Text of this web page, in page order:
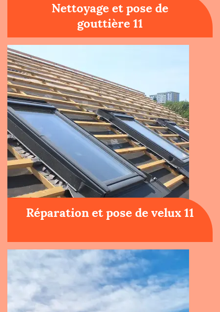
Nettoyage et pose de
gouttière 11
Réparation et pose de velux 11